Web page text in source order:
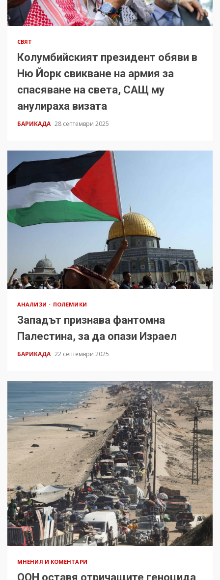
СВЯТ
Колумбийският президент обяви в
Ню Йорк свикване на армия за
спасяване на света, САЩ му
анулираха визата
БАРИКАДА 28 септември 2025
АНАЛИЗИ ПОЛЕМИКИ
Западът признава фантомна
Палестина, за да опази Израел
БАРИКАДА 22 септември 2025
МНЕНИЯ И КОМЕНТАРИ
ООН оставя отричащите геноцида